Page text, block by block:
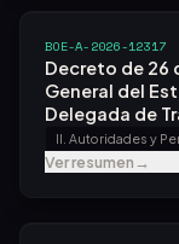
BOE-A-2026-12317
Decreto de 26
General del
Delegada de
Fiscalía
Cera Galache.
Ver resumen→